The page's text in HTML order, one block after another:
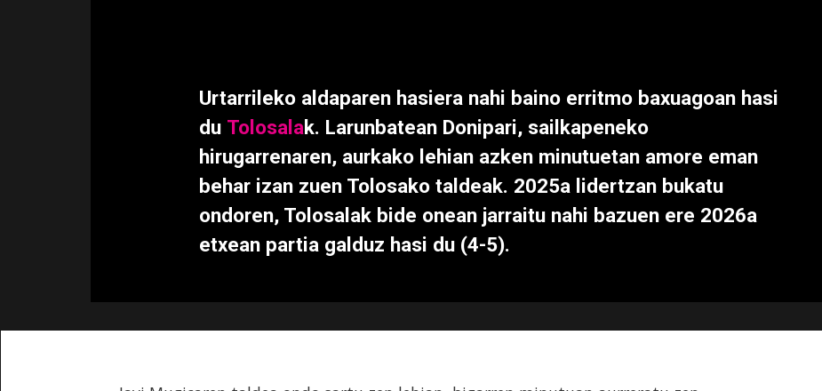
Urtarrileko aldaparen hasiera nahi baino erritmo baxuagoan hasi
du Tolosalak. Larunbatean Donipari, sailkapeneko
hirugarrenaren, aurkako lehian azken minutuetan amore eman
behar izan zuen Tolosako taldeak. 2025a lidertzan bukatu
ondoren, Tolosalak bide onean jarraitu nahi bazuen ere 2026a
etxean partia galduz hasi du (4-5).